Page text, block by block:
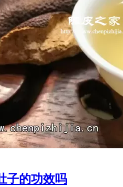
子的功效吗